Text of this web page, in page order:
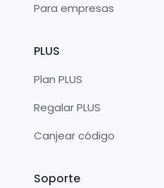
Para empresas
PLUS
Plan PLUS
Regalar PLUS
Canjear código
Soporte